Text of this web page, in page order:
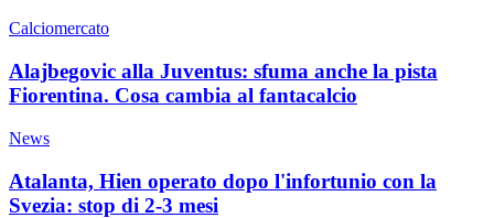
Calciomercato
Alajbegovic alla Juventus: sfuma anche la pista
Fiorentina. Cosa cambia al fantacalcio
News
Atalanta, Hien operato dopo l'infortunio con la
Svezia: stop di 2-3 mesi